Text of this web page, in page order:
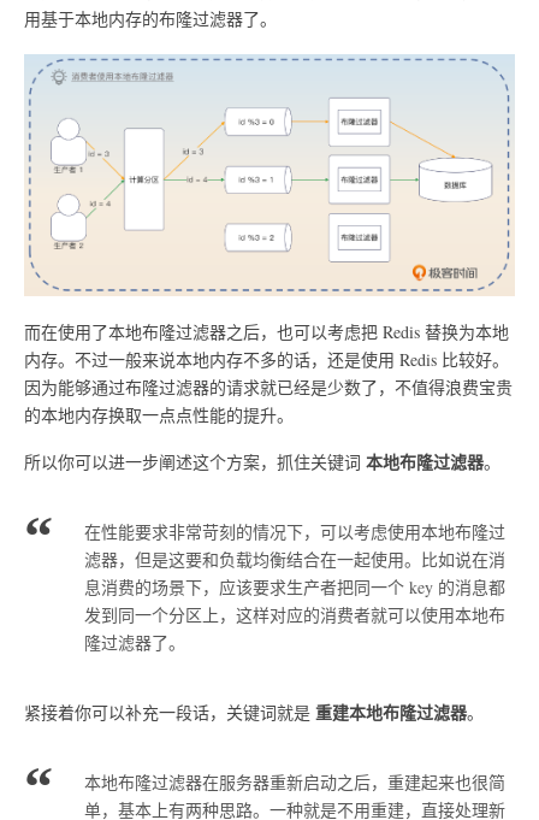
用基于本地内存的布隆过滤器了。
而在使用了本地布隆过滤器之后，也可以考虑把 Redis 替换为本地
内存。不过一般来说本地内存不多的话，还是使用 Redis 比较好。
因为能够通过布隆过滤器的请求就已经是少数了，不值得浪费宝贵
的本地内存换取一点点性能的提升。
所以你可以进一步阐述这个方案，抓住关键词 本地布隆过滤器。
在性能要求非常苛刻的情况下，可以考虑使用本地布隆过
滤器，但是这要和负载均衡结合在一起使用。比如说在消
息消费的场景下，应该要求生产者把同一个 key 的消息都
发到同一个分区上，这样对应的消费者就可以使用本地布
隆过滤器了。
紧接着你可以补充一段话，关键词就是 重建本地布隆过滤器。
本地布隆过滤器在服务器重新启动之后，重建起来也很简
单，基本上有两种思路。一种就是不用重建，直接处理新